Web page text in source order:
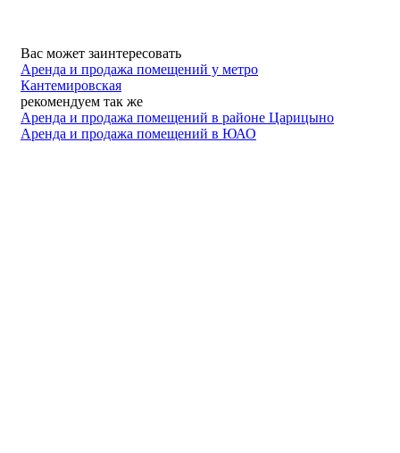
Вас может заинтересовать
Аренда и продажа помещений у метро
Кантемировская
рекомендуем так же
Аренда и продажа помещений в районе Царицыно
Аренда и продажа помещений в ЮАО